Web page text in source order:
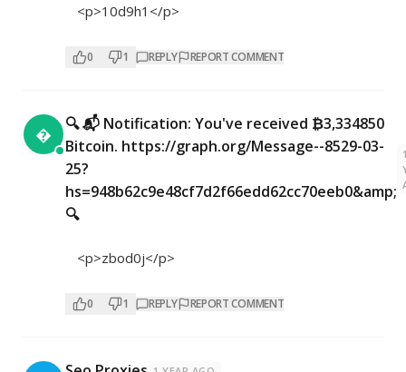
<p>10d9h1</p>
0 1 REPLY REPORT COMMENT

🔍 📬 Notification: You've received ₿3,334850
Bitcoin. https://graph.org/Message--8529-03-
25?
hs=948b62c9e48cf7d2f66edd62cc70eeb0&amp;
🔍
<p>zbod0j</p>
0 1 REPLY REPORT COMMENT